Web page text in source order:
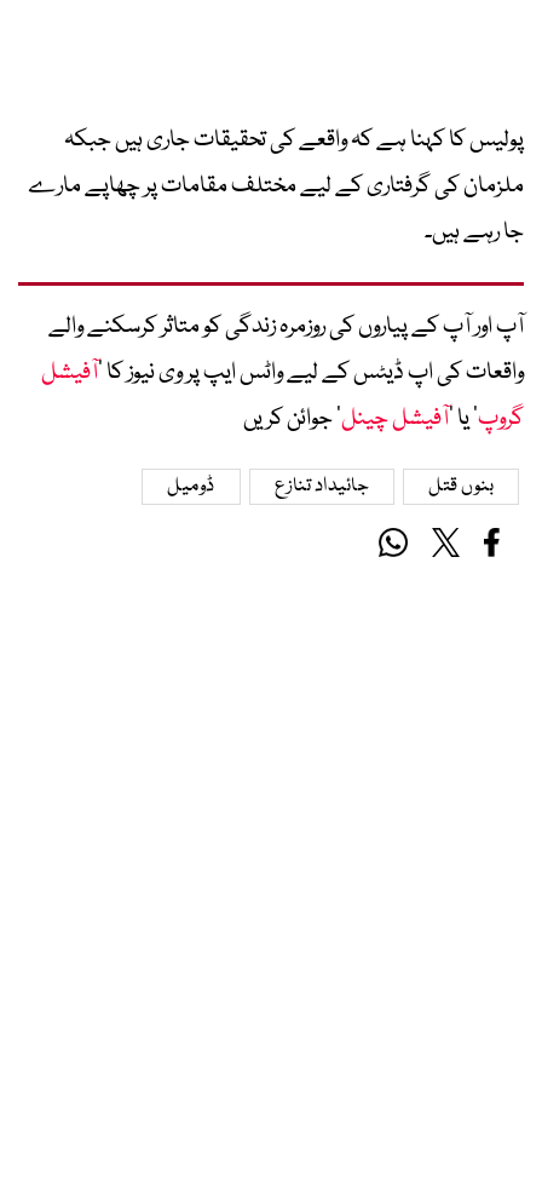
پولیس کا کہنا ہے کہ واقعے کی تحقیقات جاری ہیں جبکہ
ملزمان کی گرفتاری کے لیے مختلف مقامات پر چھاپے مارے
جا رہے ہیں۔
آپ اور آپ کے پیاروں کی روزمرہ زندگی کو متاثر کرسکنے والے
واقعات کی اپ ڈیٹس کے لیے واٹس ایپ پر وی نیوز کا ’آفیشل
گروپ‘ یا ’آفیشل چینل‘ جوائن کریں
بنوں قتل جائیداد تنازع ڈومیل